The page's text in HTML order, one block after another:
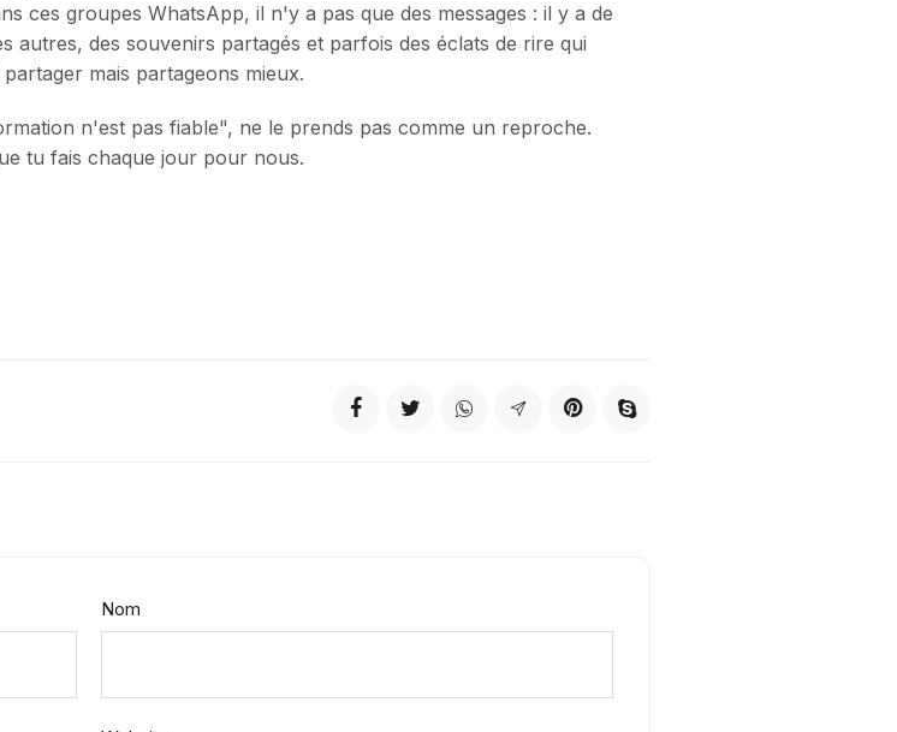
ces groupes WhatsApp, il n'y a pas que des messages : il y a de
autres, des souvenirs partagés et parfois des éclats de rire qui
mais partageons mieux.
n'est pas fiable", ne le prends pas comme un reproche.
tu fais chaque jour pour nous.
Nom